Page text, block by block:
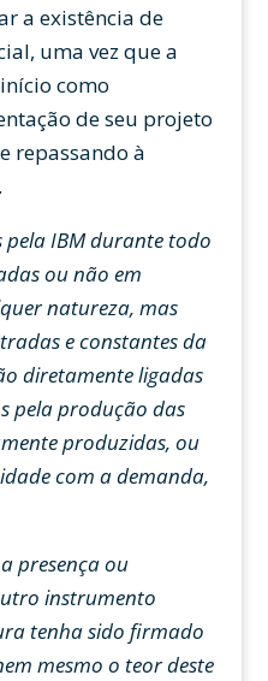
a existência de
uma vez que a
como
de seu projeto
repassando à
IBM durante todo
ou não em
natureza, mas
e constantes da
diretamente ligadas
pela produção das
produzidas, ou
com a demanda,
presença ou
instrumento
tenha sido firmado
mesmo o teor deste